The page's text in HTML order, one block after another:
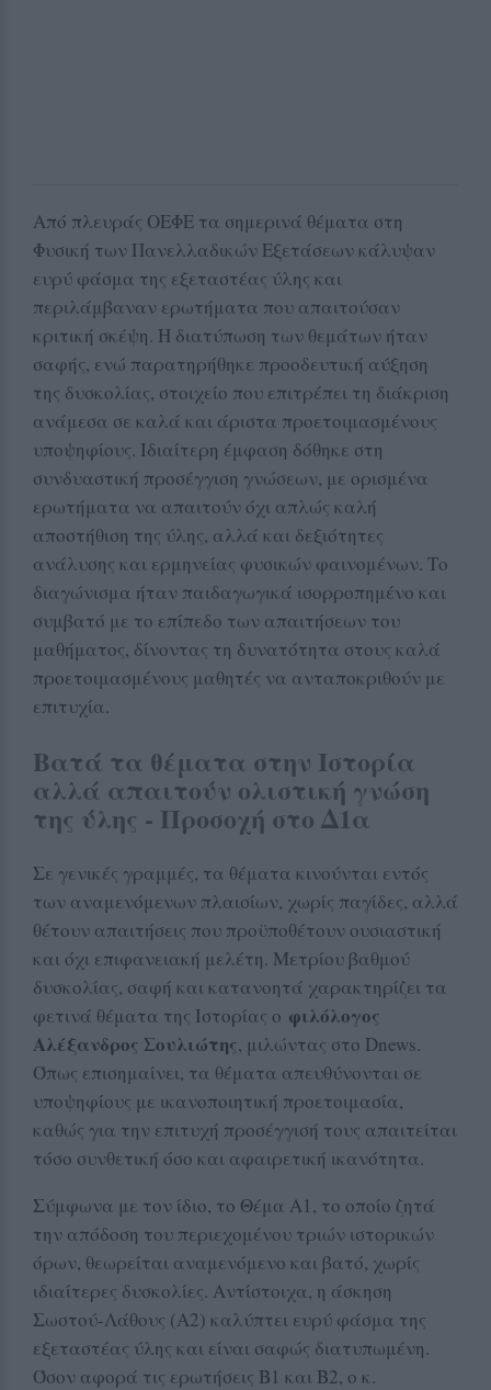
Από πλευράς ΟΕΦΕ τα σημερινά θέματα στη
Φυσική των Πανελλαδικών Εξετάσεων κάλυψαν
ευρύ φάσμα της εξεταστέας ύλης και
περιλάμβαναν ερωτήματα που απαιτούσαν
κριτική σκέψη. Η διατύπωση των θεμάτων ήταν
σαφής, ενώ παρατηρήθηκε προοδευτική αύξηση
της δυσκολίας, στοιχείο που επιτρέπει τη διάκριση
ανάμεσα σε καλά και άριστα προετοιμασμένους
υποψηφίους. Ιδιαίτερη έμφαση δόθηκε στη
συνδυαστική προσέγγιση γνώσεων, με ορισμένα
ερωτήματα να απαιτούν όχι απλώς καλή
αποστήθιση της ύλης, αλλά και δεξιότητες
ανάλυσης και ερμηνείας φυσικών φαινομένων. Το
διαγώνισμα ήταν παιδαγωγικά ισορροπημένο και
συμβατό με το επίπεδο των απαιτήσεων του
μαθήματος, δίνοντας τη δυνατότητα στους καλά
προετοιμασμένους μαθητές να ανταποκριθούν με
επιτυχία.
Βατά τα θέματα στην Ιστορία
αλλά απαιτούν ολιστική γνώση
της ύλης - Προσοχή στο Δ1α
Σε γενικές γραμμές, τα θέματα κινούνται εντός
των αναμενόμενων πλαισίων, χωρίς παγίδες, αλλά
θέτουν απαιτήσεις που προϋποθέτουν ουσιαστική
και όχι επιφανειακή μελέτη. Μετρίου βαθμού
δυσκολίας, σαφή και κατανοητά χαρακτηρίζει τα
φετινά θέματα της Ιστορίας ο φιλόλογος
Αλέξανδρος Σουλιώτης, μιλώντας στο Dnews.
Όπως επισημαίνει, τα θέματα απευθύνονται σε
υποψηφίους με ικανοποιητική προετοιμασία,
καθώς για την επιτυχή προσέγγισή τους απαιτείται
τόσο συνθετική όσο και αφαιρετική ικανότητα.
Σύμφωνα με τον ίδιο, το Θέμα Α1, το οποίο ζητά
την απόδοση του περιεχομένου τριών ιστορικών
όρων, θεωρείται αναμενόμενο και βατό, χωρίς
ιδιαίτερες δυσκολίες. Αντίστοιχα, η άσκηση
Σωστού-Λάθους (Α2) καλύπτει ευρύ φάσμα της
εξεταστέας ύλης και είναι σαφώς διατυπωμένη.
Όσον αφορά τις ερωτήσεις Β1 και Β2, ο κ.